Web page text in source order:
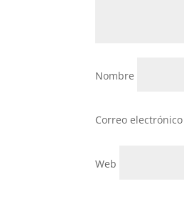
Nombre
Correo electrónico
Web